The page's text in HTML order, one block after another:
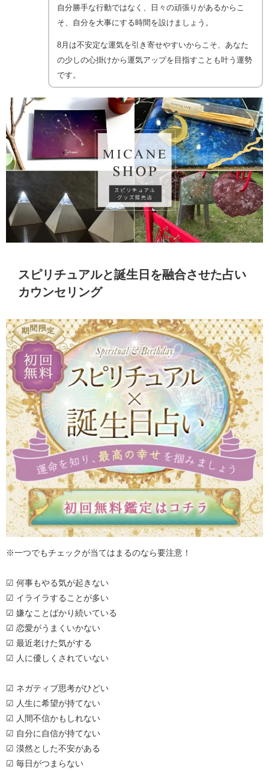
自分勝手な行動ではなく、日々の頑張りがあるからこ
そ、自分を大事にする時間を設けましょう。
8月は不安定な運気を引き寄せやすいからこそ、あなた
の少しの心掛けから運気アップを目指すことも叶う運勢
です。
スピリチュアルと誕生日を融合させた占い
カウンセリング
※一つでもチェックが当てはまるのなら要注意！
☑ 何事もやる気が起きない
☑ イライラすることが多い
☑ 嫌なことばかり続いている
☑ 恋愛がうまくいかない
☑ 最近老けた気がする
☑ 人に優しくされていない
☑ ネガティブ思考がひどい
☑ 人生に希望が持てない
☑ 人間不信かもしれない
☑ 自分に自信が持てない
☑ 漠然とした不安がある
☑ 毎日がつまらない